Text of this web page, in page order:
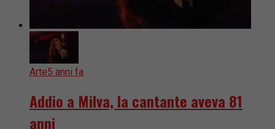
Arte5 anni fa
Addio a Milva, la cantante aveva 81
anni